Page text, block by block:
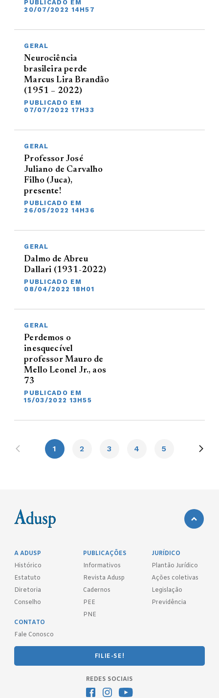
PUBLICADO EM
20/07/2022 14H57
GERAL
Neurociência
brasileira perde
Marcus Lira Brandão
(1951 – 2022)
PUBLICADO EM
07/07/2022 17H33
GERAL
Professor José
Juliano de Carvalho
Filho (Juca),
presente!
PUBLICADO EM
26/05/2022 14H36
GERAL
Dalmo de Abreu
Dallari (1931-2022)
PUBLICADO EM
08/04/2022 18H01
GERAL
Perdemos o
inesquecível
professor Mauro de
Mello Leonel Jr., aos
73
PUBLICADO EM
15/03/2022 13H55
1 2 3 4 5
A ADUSP
Histórico
Estatuto
Diretoria
Conselho
PUBLICAÇÕES
Informativos
Revista Adusp
Cadernos
PEE
PNE
JURÍDICO
Plantão Jurídico
Ações coletivas
Legislação
Previdência
CONTATO
Fale Conosco
FILIE-SE!
REDES SOCIAIS